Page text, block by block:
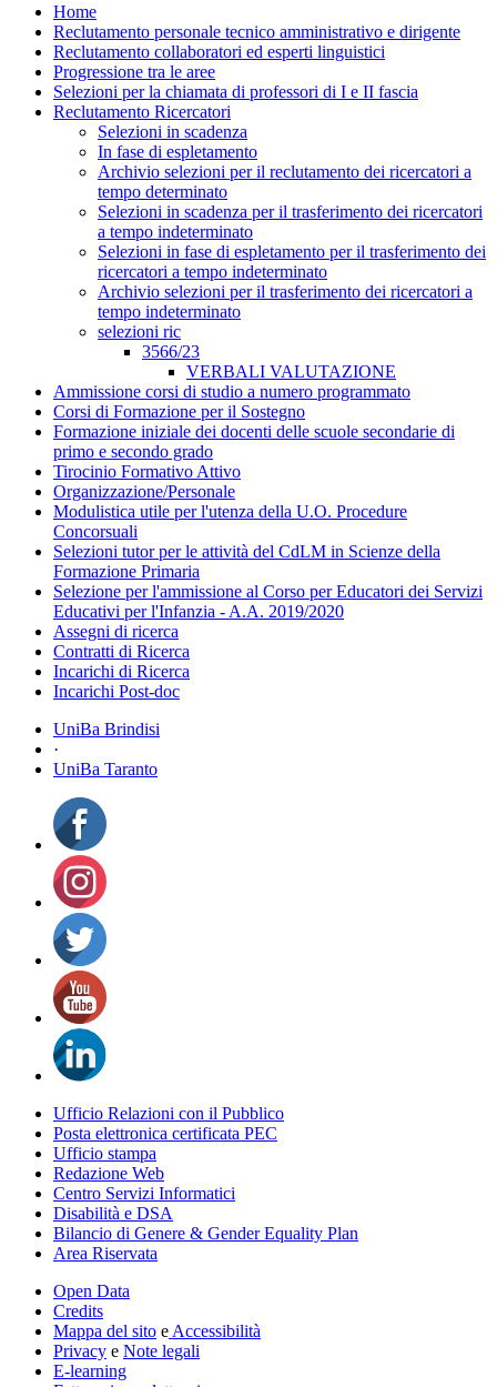
Home
Reclutamento personale tecnico amministrativo e dirigente
Reclutamento collaboratori ed esperti linguistici
Progressione tra le aree
Selezioni per la chiamata di professori di I e II fascia
Reclutamento Ricercatori
Selezioni in scadenza
In fase di espletamento
Archivio selezioni per il reclutamento dei ricercatori a
tempo determinato
Selezioni in scadenza per il trasferimento dei ricercatori
a tempo indeterminato
Selezioni in fase di espletamento per il trasferimento dei
ricercatori a tempo indeterminato
Archivio selezioni per il trasferimento dei ricercatori a
tempo indeterminato
selezioni ric
3566/23
VERBALI VALUTAZIONE
Ammissione corsi di studio a numero programmato
Corsi di Formazione per il Sostegno
Formazione iniziale dei docenti delle scuole secondarie di
primo e secondo grado
Tirocinio Formativo Attivo
Organizzazione/Personale
Modulistica utile per l'utenza della U.O. Procedure
Concorsuali
Selezioni tutor per le attività del CdLM in Scienze della
Formazione Primaria
Selezione per l'ammissione al Corso per Educatori dei Servizi
Educativi per l'Infanzia - A.A. 2019/2020
Assegni di ricerca
Contratti di Ricerca
Incarichi di Ricerca
Incarichi Post-doc
UniBa Brindisi
·
UniBa Taranto
Ufficio Relazioni con il Pubblico
Posta elettronica certificata PEC
Ufficio stampa
Redazione Web
Centro Servizi Informatici
Disabilità e DSA
Bilancio di Genere & Gender Equality Plan
Area Riservata
Open Data
Credits
Mappa del sito e Accessibilità
Privacy e Note legali
E-learning